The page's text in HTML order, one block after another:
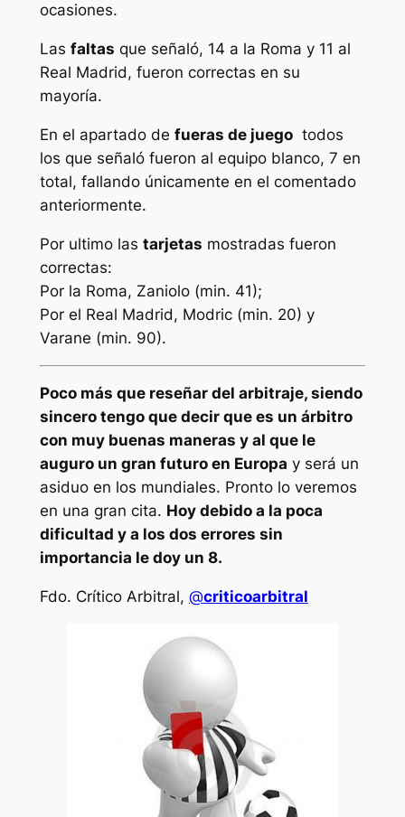
ocasiones.
Las faltas que señaló, 14 a la Roma y 11 al
Real Madrid, fueron correctas en su
mayoría.
En el apartado de fueras de juegotodos
los que señaló fueron al equipo blanco, 7 en
total, fallando únicamente en el comentado
anteriormente.
Por ultimo las tarjetas mostradas fueron
correctas:
Por la Roma, Zaniolo (min. 41);
Por el Real Madrid, Modric (min. 20) y
Varane (min. 90).
Poco más que reseñar del arbitraje, siendo
sincero tengo que decir que es un árbitro
con muy buenas maneras y al que le
auguro un gran futuro en Europa y será un
asiduo en los mundiales. Pronto lo veremos
en una gran cita. Hoy debido a la poca
dificultad y a los dos errores sin
importancia le doy un 8.
Fdo. Crítico Arbitral, @criticoarbitral